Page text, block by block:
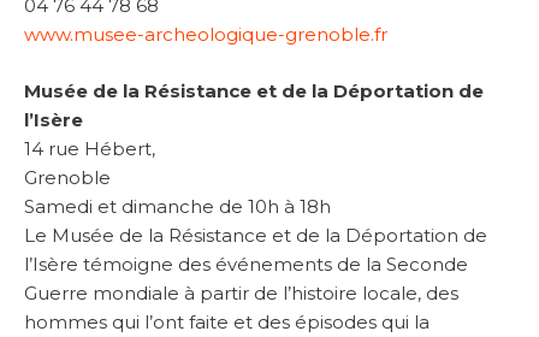
04 76 44 78 68
www.musee-archeologique-grenoble.fr
Musée de la Résistance et de la Déportation de
l’Isère
14 rue Hébert,
Grenoble
Samedi et dimanche de 10h à 18h
Le Musée de la Résistance et de la Déportation de
l’Isère témoigne des événements de la Seconde
Guerre mondiale à partir de l’histoire locale, des
hommes qui l’ont faite et des épisodes qui la